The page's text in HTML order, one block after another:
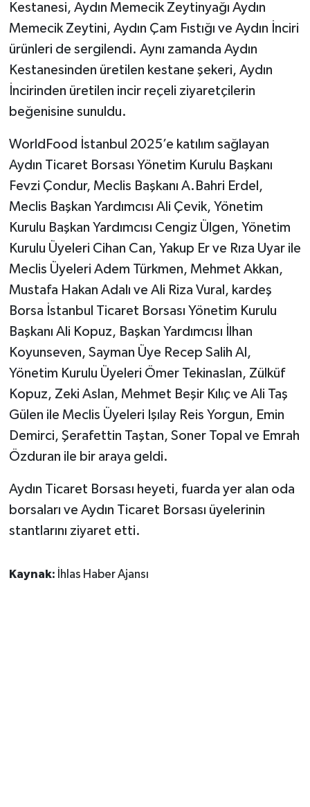
Kestanesi, Aydın Memecik Zeytinyağı Aydın
Memecik Zeytini, Aydın Çam Fıstığı ve Aydın İnciri
ürünleri de sergilendi. Aynı zamanda Aydın
Kestanesinden üretilen kestane şekeri, Aydın
İncirinden üretilen incir reçeli ziyaretçilerin
beğenisine sunuldu.
WorldFood İstanbul 2025’e katılım sağlayan
Aydın Ticaret Borsası Yönetim Kurulu Başkanı
Fevzi Çondur, Meclis Başkanı A.Bahri Erdel,
Meclis Başkan Yardımcısı Ali Çevik, Yönetim
Kurulu Başkan Yardımcısı Cengiz Ülgen, Yönetim
Kurulu Üyeleri Cihan Can, Yakup Er ve Rıza Uyar ile
Meclis Üyeleri Adem Türkmen, Mehmet Akkan,
Mustafa Hakan Adalı ve Ali Riza Vural, kardeş
Borsa İstanbul Ticaret Borsası Yönetim Kurulu
Başkanı Ali Kopuz, Başkan Yardımcısı İlhan
Koyunseven, Sayman Üye Recep Salih Al,
Yönetim Kurulu Üyeleri Ömer Tekinaslan, Zülküf
Kopuz, Zeki Aslan, Mehmet Beşir Kılıç ve Ali Taş
Gülen ile Meclis Üyeleri Işılay Reis Yorgun, Emin
Demirci, Şerafettin Taştan, Soner Topal ve Emrah
Özduran ile bir araya geldi.
Aydın Ticaret Borsası heyeti, fuarda yer alan oda
borsaları ve Aydın Ticaret Borsası üyelerinin
stantlarını ziyaret etti.
Kaynak: İhlas Haber Ajansı